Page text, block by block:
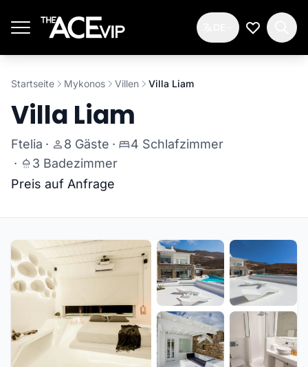
Meine
Startseite Mykonos Villen Villa Liam
Villa Liam
Ftelia · 8 Gäste ·
4 Schlafzimmer
·
3 Badezimmer
Preis auf Anfrage